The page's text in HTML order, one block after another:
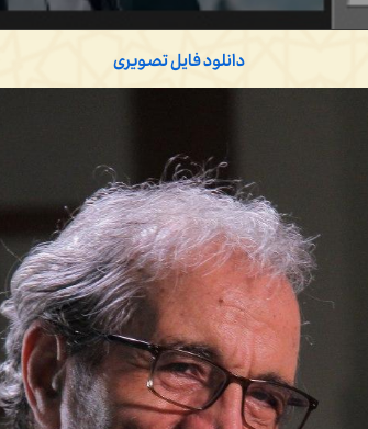
دانلود فایل تصویری